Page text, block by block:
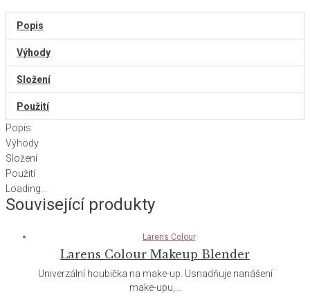
Popis
Výhody
Složení
Použití
Popis
Výhody
Složení
Použití
Loading...
Související produkty
Larens Colour
Larens Colour Makeup Blender
Univerzální houbička na make-up. Usnadňuje nanášení
make-upu,...